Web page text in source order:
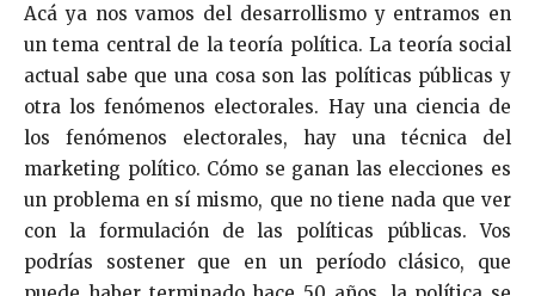
Acá ya nos vamos del desarrollismo y entramos en
un tema central de la teoría política. La teoría social
actual sabe que una cosa son las políticas públicas y
otra los fenómenos electorales. Hay una ciencia de
los fenómenos electorales, hay una técnica del
marketing político. Cómo se ganan las elecciones es
un problema en sí mismo, que no tiene nada que ver
con la formulación de las políticas públicas. Vos
podrías sostener que en un período clásico, que